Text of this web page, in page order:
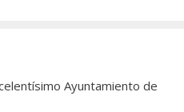
Ayuntamiento de